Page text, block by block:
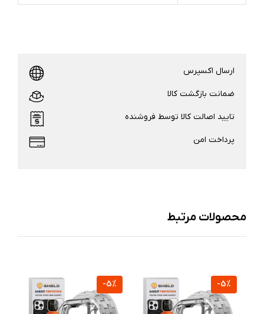
ارسال اکسپرس
ضمانت بازگشت کالا
تایید اصالت کالا توسط فروشنده
پرداخت امن
محصولات مرتبط
-5%
-5%